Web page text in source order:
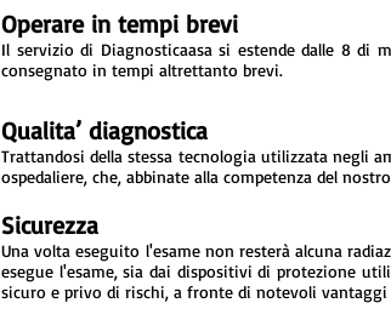
Operare in tempi brevi
Il servizio di Diagnosticaasa si estende dalle 8 di
consegnato in tempi altrettanto brevi.
Qualita’ diagnostica
Trattandosi della stessa tecnologia utilizzata negli
ospedaliere, che, abbinate alla competenza del
Sicurezza
Una volta eseguito l'esame non resterà alcuna
esegue l'esame, sia dai dispositivi di protezione
sicuro e privo di rischi, a fronte di notevoli vantaggi